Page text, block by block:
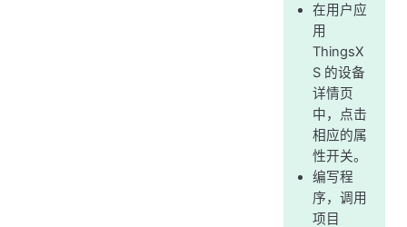
在用户应
用
ThingsX
S 的设备
详情页
中，点击
相应的属
性开关。
编写程
序，调用
项目